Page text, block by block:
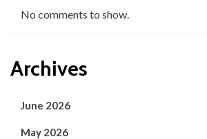
No comments to show.
Archives
June 2026
May 2026